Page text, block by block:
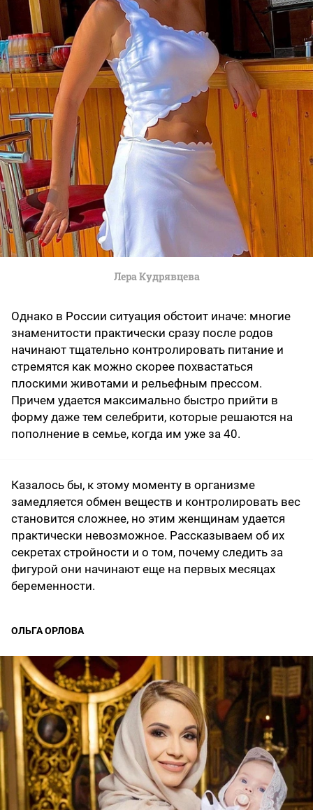
Лера Кудрявцева
Однако в России ситуация обстоит иначе: многие
знаменитости практически сразу после родов
начинают тщательно контролировать питание и
стремятся как можно скорее похвастаться
плоскими животами и рельефным прессом.
Причем удается максимально быстро прийти в
форму даже тем селебрити, которые решаются на
пополнение в семье, когда им уже за 40.
Казалось бы, к этому моменту в организме
замедляется обмен веществ и контролировать вес
становится сложнее, но этим женщинам удается
практически невозможное. Рассказываем об их
секретах стройности и о том, почему следить за
фигурой они начинают еще на первых месяцах
беременности.
ОЛЬГА ОРЛОВА